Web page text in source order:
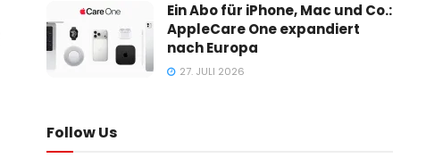
Ein Abo für iPhone, Mac und Co.:
AppleCare One expandiert
nach Europa
27. JULI 2026
Follow Us